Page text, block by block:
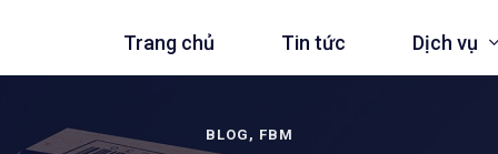
Trang chủ Tin tức Dịch vụ
BLOG, FBM